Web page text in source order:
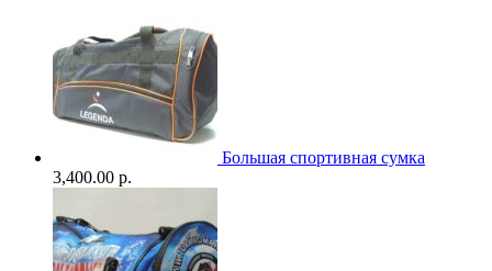
Большая спортивная сумка
3,400.00 р.